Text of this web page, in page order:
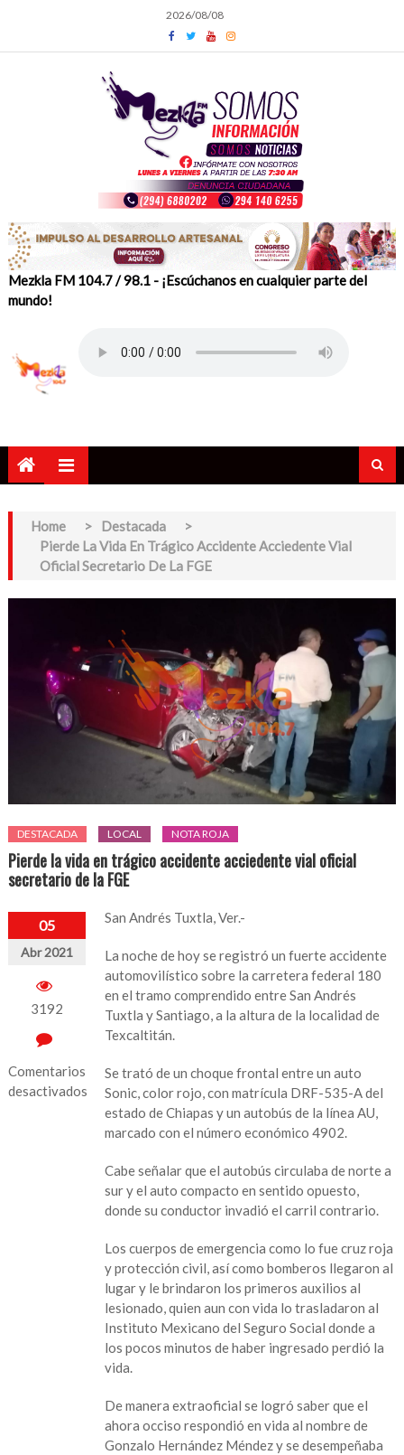
content
2026/08/08
Mezkla FM 104.7 / 98.1 - ¡Escúchanos en cualquier parte del
mundo!
Home > Destacada
>
Pierde La Vida En Trágico Accidente Acciedente Vial
Oficial Secretario De La FGE
DESTACADA LOCAL NOTA ROJA
Pierde la vida en trágico accidente acciedente vial oficial
secretario de la FGE
05
Abr 2021
3192
Comentarios
desactivados
San Andrés Tuxtla, Ver.-
La noche de hoy se registró un fuerte accidente
automovilístico sobre la carretera federal 180
en el tramo comprendido entre San Andrés
Tuxtla y Santiago, a la altura de la localidad de
Texcaltitán.
Se trató de un choque frontal entre un auto
Sonic, color rojo, con matrícula DRF-535-A del
estado de Chiapas y un autobús de la línea AU,
marcado con el número económico 4902.
Cabe señalar que el autobús circulaba de norte a
sur y el auto compacto en sentido opuesto,
donde su conductor invadió el carril contrario.
Los cuerpos de emergencia como lo fue cruz roja
y protección civil, así como bomberos llegaron al
lugar y le brindaron los primeros auxilios al
lesionado, quien aun con vida lo trasladaron al
Instituto Mexicano del Seguro Social donde a
los pocos minutos de haber ingresado perdió la
vida.
De manera extraoficial se logró saber que el
ahora occiso respondió en vida al nombre de
Gonzalo Hernández Méndez y se desempeñaba